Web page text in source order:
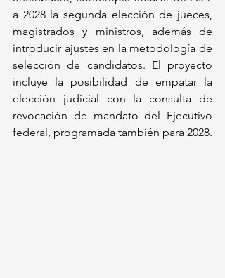
a 2028 la segunda elección de jueces,
magistrados y ministros, además de
introducir ajustes en la metodología de
selección de candidatos. El proyecto
incluye la posibilidad de empatar la
elección judicial con la consulta de
revocación de mandato del Ejecutivo
federal, programada también para 2028.